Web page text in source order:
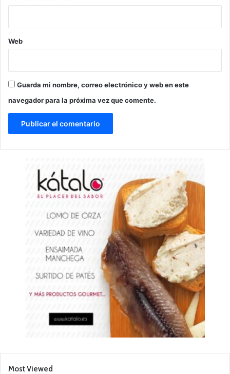
Web
Guarda mi nombre, correo electrónico y web en este
navegador para la próxima vez que comente.
Most Viewed